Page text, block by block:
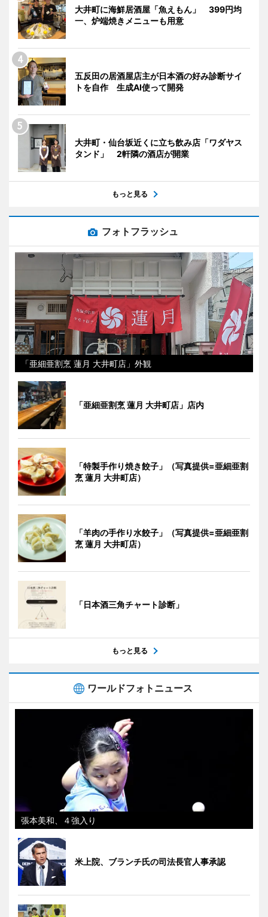
大井町に海鮮居酒屋「魚えもん」 399円均
一、炉端焼きメニューも用意
五反田の居酒屋店主が日本酒の好み診断サイ
トを自作 生成AI使って開発
大井町・仙台坂近くに立ち飲み店「ワダヤス
タンド」 2軒隣の酒店が開業
もっと見る
フォトフラッシュ
「亜細亜割烹 蓮月 大井町店」外観
「亜細亜割烹 蓮月 大井町店」店内
「特製手作り焼き餃子」（写真提供=亜細亜割
烹 蓮月 大井町店）
「羊肉の手作り水餃子」（写真提供=亜細亜割
烹 蓮月 大井町店）
「日本酒三角チャート診断」
もっと見る
ワールドフォトニュース
張本美和、４強入り
米上院、ブランチ氏の司法長官人事承認